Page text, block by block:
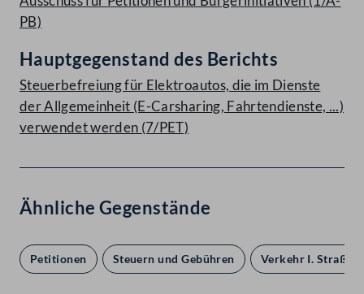
PB)
Hauptgegenstand des Berichts
Steuerbefreiung für Elektroautos, die im Dienste
der Allgemeinheit (E-Carsharing, Fahrtendienste, ...)
verwendet werden (7/PET)
Ähnliche Gegenstände
Petitionen Steuern und Gebühren Verkehr I.